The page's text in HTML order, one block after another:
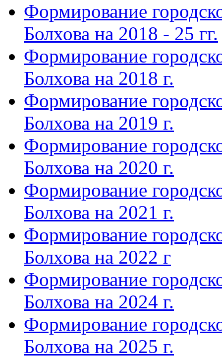
Формирование
Болхова на 2018 - 25 гг.
Формирование
Болхова на 2018 г.
Формирование
Болхова на 2019 г.
Формирование
Болхова на 2020 г.
Формирование
Болхова на 2021 г.
Формирование
Болхова на 2022 г
Формирование
Болхова на 2024 г.
Формирование
Болхова на 2025 г.